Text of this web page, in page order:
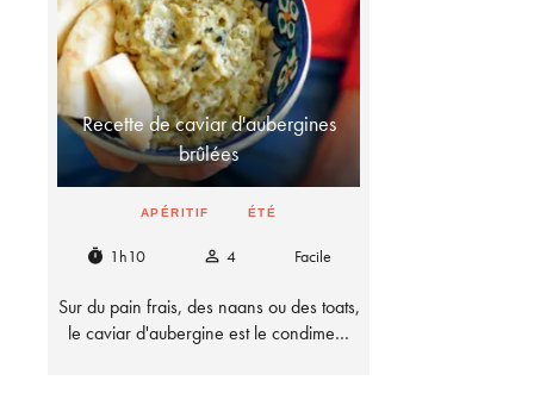
Recette de caviar d'aubergines
brûlées
APÉRITIF ÉTÉ
timer 1h10 person_outline 4 Facile
Sur du pain frais, des naans ou des toats,
le caviar d'aubergine est le condime…